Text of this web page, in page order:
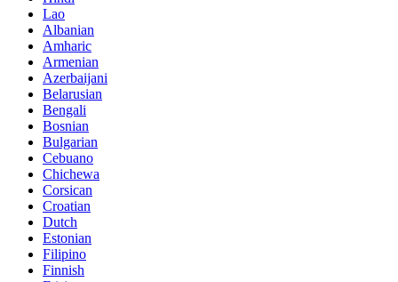
Lao
Albanian
Amharic
Armenian
Azerbaijani
Belarusian
Bengali
Bosnian
Bulgarian
Cebuano
Chichewa
Corsican
Croatian
Dutch
Estonian
Filipino
Finnish